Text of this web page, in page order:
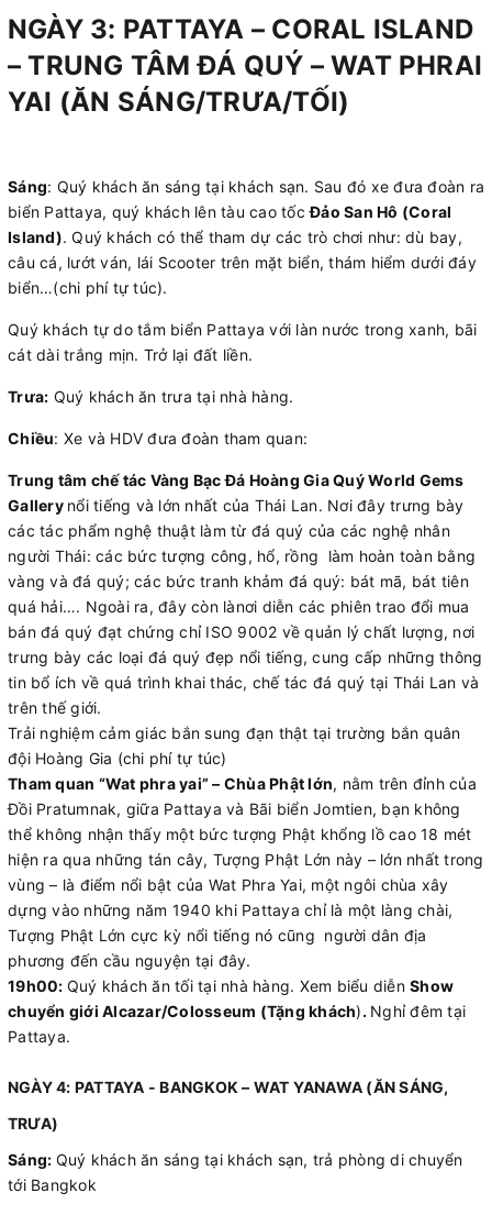
NGÀY 3: PATTAYA – CORAL ISLAND
– TRUNG TÂM ĐÁ QUÝ – WAT PHRAI
YAI (ĂN SÁNG/TRƯA/TỐI)
Sáng: Quý khách ăn sáng tại khách sạn. Sau đó xe đưa đoàn ra
biển Pattaya, quý khách lên tàu cao tốcĐảo San Hô (Coral
Island). Quý khách có thể tham dự các trò chơi như: dù bay,
câu cá, lướt ván, lái Scooter trên mặt biển, thám hiểm dưới đáy
biển…(chi phí tự túc).
Quý khách tự do tắm biển Pattaya với làn nước trong xanh, bãi
cát dài trắng mịn. Trở lại đất liền.
Trưa: Quý khách ăn trưa tại nhà hàng.
Chiều: Xe và HDV đưa đoàn tham quan:
Trung tâm chế tác Vàng Bạc Đá Hoàng Gia Quý World Gems
Gallery nổi tiếng và lớn nhất của Thái Lan. Nơi đây trưng bày
các tác phẩm nghệ thuật làm từ đá quý của các nghệ nhân
người Thái: các bức tượng công, hổ, rồng làm hoàn toàn bằng
vàng và đá quý; các bức tranh khảm đá quý: bát mã, bát tiên
quá hải…. Ngoài ra, đây còn lànơi diễn các phiên trao đổi mua
bán đá quý đạt chứng chỉ ISO 9002 về quản lý chất lượng, nơi
trưng bày các loại đá quý đẹp nổi tiếng, cung cấp những thông
tin bổ ích về quá trình khai thác, chế tác đá quý tại Thái Lan và
trên thế giới.
Trải nghiệm cảm giác bắn sung đạn thật tại trường bắn quân
đội Hoàng Gia (chi phí tự túc)
Tham quan “Wat phra yai” – Chùa Phật lớn, nằm trên đỉnh của
Đồi Pratumnak, giữa Pattaya và Bãi biển Jomtien, bạn không
thể không nhận thấy một bức tượng Phật khổng lồ cao 18 mét
hiện ra qua những tán cây, Tượng Phật Lớn này – lớn nhất trong
vùng – là điểm nổi bật của Wat Phra Yai, một ngôi chùa xây
dựng vào những năm 1940 khi Pattaya chỉ là một làng chài,
Tượng Phật Lớn cực kỳ nổi tiếng nó cũng người dân địa
phương đến cầu nguyện tại đây.
19h00: Quý khách ăn tối tại nhà hàng. Xem biểu diễn Show
chuyển giới Alcazar/Colosseum (Tặng khách). Nghỉ đêm tại
Pattaya.
NGÀY 4: PATTAYA - BANGKOK – WAT YANAWA (ĂN SÁNG,
TRƯA)
Sáng: Quý khách ăn sáng tại khách sạn, trả phòng di chuyển
tới Bangkok